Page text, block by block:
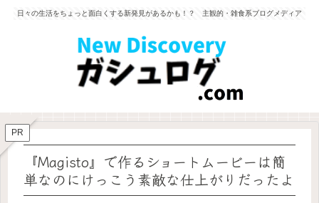
日々の生活をちょっと面白くする新発見があるかも！？ 主観的・雑食系ブログメディア
PR
『Magisto』で作るショートムービーは簡
単なのにけっこう素敵な仕上がりだったよ